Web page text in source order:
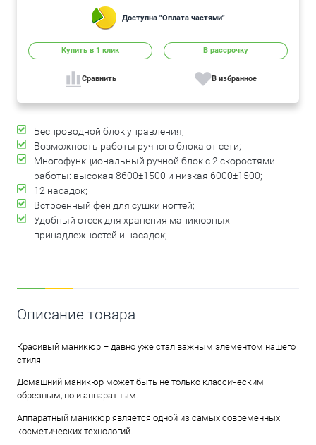
Доступна "Оплата частями"
Купить в 1 клик В рассрочку
Сравнить В избранное
Беспроводной блок управления;
Возможность работы ручного блока от сети;
Многофункциональный ручной блок с 2 скоростями
работы: высокая 8600±1500 и низкая 6000±1500;
12 насадок;
Встроенный фен для сушки ногтей;
Удобный отсек для хранения маникюрных
принадлежностей и насадок;
Описание товара
Красивый маникюр – давно уже стал важным элементом нашего
стиля!
Домашний маникюр может быть не только классическим
обрезным, но и аппаратным.
Аппаратный маникюр является одной из самых современных
косметических технологий.